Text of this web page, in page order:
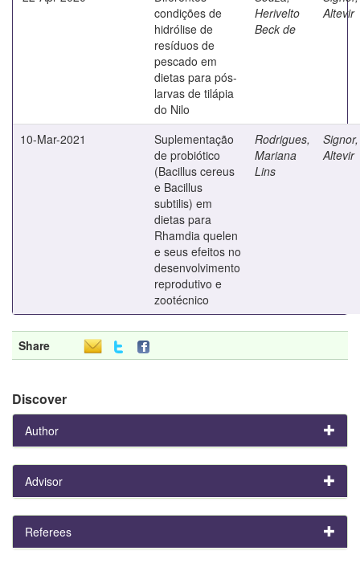
condições de
hidrólise de
resíduos de
pescado em
dietas para pós-
larvas de tilápia
do Nilo
Herivelto
Beck de
Altevir
10-Mar-2021
Suplementação
de probiótico
(Bacillus cereus
e Bacillus
subtilis) em
dietas para
Rhamdia quelen
e seus efeitos no
desenvolvimento
reprodutivo e
zootécnico
Rodrigues,
Mariana
Lins
Signor,
Altevir
Share
Discover
Author
Advisor
Referees